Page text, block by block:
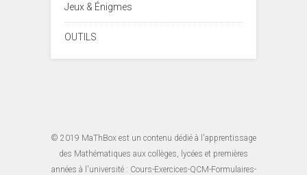
Jeux & Énigmes
OUTILS
© 2019 MaThBox est un contenu dédié à l'apprentissage
des Mathématiques aux collèges, lycées et premières
années à l'université : Cours-Exercices-QCM-Formulaires-